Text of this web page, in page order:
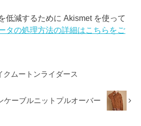
低減するために Akismet を使って
タの処理方法の詳細はこちらをご
クムートンライダース
ケーブルニットプルオーバー